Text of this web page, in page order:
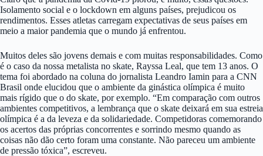
Isolamento social e o lockdown em alguns países, prejudicou os
rendimentos. Esses atletas carregam expectativas de seus países em
meio a maior pandemia que o mundo já enfrentou.
Muitos deles são jovens demais e com muitas responsabilidades. Como
é o caso da nossa metalista no skate, Rayssa Leal, que tem 13 anos. O
tema foi abordado na coluna do jornalista Leandro Iamin para a CNN
Brasil onde elucidou que o ambiente da ginástica olímpica é muito
mais rígido que o do skate, por exemplo. “Em comparação com outros
ambientes competitivos, a lembrança que o skate deixará em sua estreia
olímpica é a da leveza e da solidariedade. Competidoras comemorando
os acertos das próprias concorrentes e sorrindo mesmo quando as
coisas não dão certo foram uma constante. Não pareceu um ambiente
de pressão tóxica”, escreveu.